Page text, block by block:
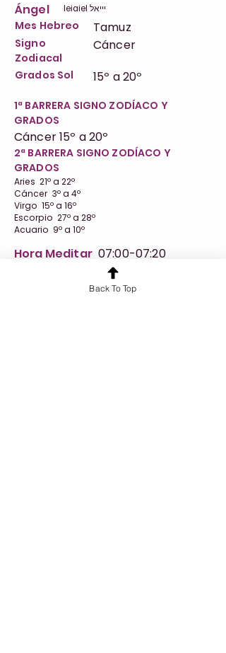
Ángel Ieiaiel יייאל
Mes Hebreo Tamuz
Signo
Zodiacal
Cáncer
Grados Sol 15º a 20º
1ª BARRERA SIGNO ZODÍACO Y
GRADOS
Cáncer 15º a 20º
2ª BARRERA SIGNO ZODÍACO Y
GRADOS
Aries 21º a 22º
Cáncer 3º a 4º
Virgo 15º a 16º
Escorpio 27º a 28º
Acuario 9º a 10º
Hora Meditar 07:00-07:20
https://www.youtube.com/watch?
v=WnbcpD8bLmE&list=PLfAQPnNYMe0B6EtbD
Back To Top